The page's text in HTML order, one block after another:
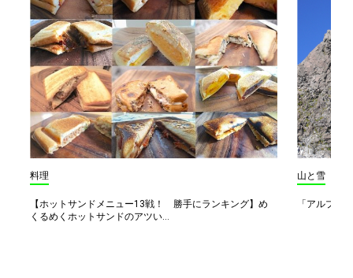
料理
【ホットサンドメニュー13戦！ 勝手にランキング】め
くるめくホットサンドのアツい...
山と雪
「アルプス